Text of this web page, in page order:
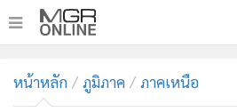
ทันเหตุการณ์
หน้าหลัก ภูมิภาค ภาคเหนือ